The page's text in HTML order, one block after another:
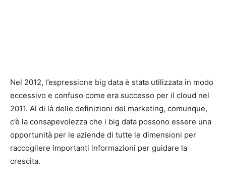
Nel 2012, l’espressione big data è stata utilizzata in modo
eccessivo e confuso come era successo per il cloud nel
2011. Al di là delle definizioni del marketing, comunque,
c’è la consapevolezza che i big data possono essere una
opportunità per le aziende di tutte le dimensioni per
raccogliere importanti informazioni per guidare la
crescita.